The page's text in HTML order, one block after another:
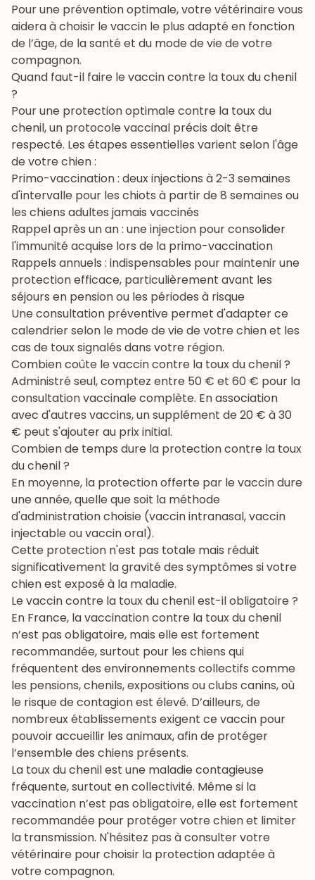
Pour une prévention optimale, votre vétérinaire vous
aidera à choisir le vaccin le plus adapté en fonction
de l’âge, de la santé et du mode de vie de votre
compagnon.
Quand faut-il faire le vaccin contre la toux du chenil
?
Pour une protection optimale contre la toux du
chenil, un protocole vaccinal précis doit être
respecté. Les étapes essentielles varient selon l'âge
de votre chien :
Primo-vaccination : deux injections à 2-3 semaines
d'intervalle pour les chiots à partir de 8 semaines ou
les chiens adultes jamais vaccinés
Rappel après un an : une injection pour consolider
l'immunité acquise lors de la primo-vaccination
Rappels annuels : indispensables pour maintenir une
protection efficace, particulièrement avant les
séjours en pension ou les périodes à risque
Une consultation préventive permet d'adapter ce
calendrier selon le mode de vie de votre chien et les
cas de toux signalés dans votre région.
Combien coûte le vaccin contre la toux du chenil ?
Administré seul, comptez entre 50 € et 60 € pour la
consultation vaccinale complète. En association
avec d'autres vaccins, un supplément de 20 € à 30
€ peut s'ajouter au prix initial.
Combien de temps dure la protection contre la toux
du chenil ?
En moyenne, la protection offerte par le vaccin dure
une année, quelle que soit la méthode
d'administration choisie (vaccin intranasal, vaccin
injectable ou vaccin oral).
Cette protection n'est pas totale mais réduit
significativement la gravité des symptômes si votre
chien est exposé à la maladie.
Le vaccin contre la toux du chenil est-il obligatoire ?
En France, la vaccination contre la toux du chenil
n’est pas obligatoire, mais elle est fortement
recommandée, surtout pour les chiens qui
fréquentent des environnements collectifs comme
les pensions, chenils, expositions ou clubs canins, où
le risque de contagion est élevé. D’ailleurs, de
nombreux établissements exigent ce vaccin pour
pouvoir accueillir les animaux, afin de protéger
l’ensemble des chiens présents.
La toux du chenil est une maladie contagieuse
fréquente, surtout en collectivité. Même si la
vaccination n’est pas obligatoire, elle est fortement
recommandée pour protéger votre chien et limiter
la transmission. N'hésitez pas à consulter votre
vétérinaire pour choisir la protection adaptée à
votre compagnon.